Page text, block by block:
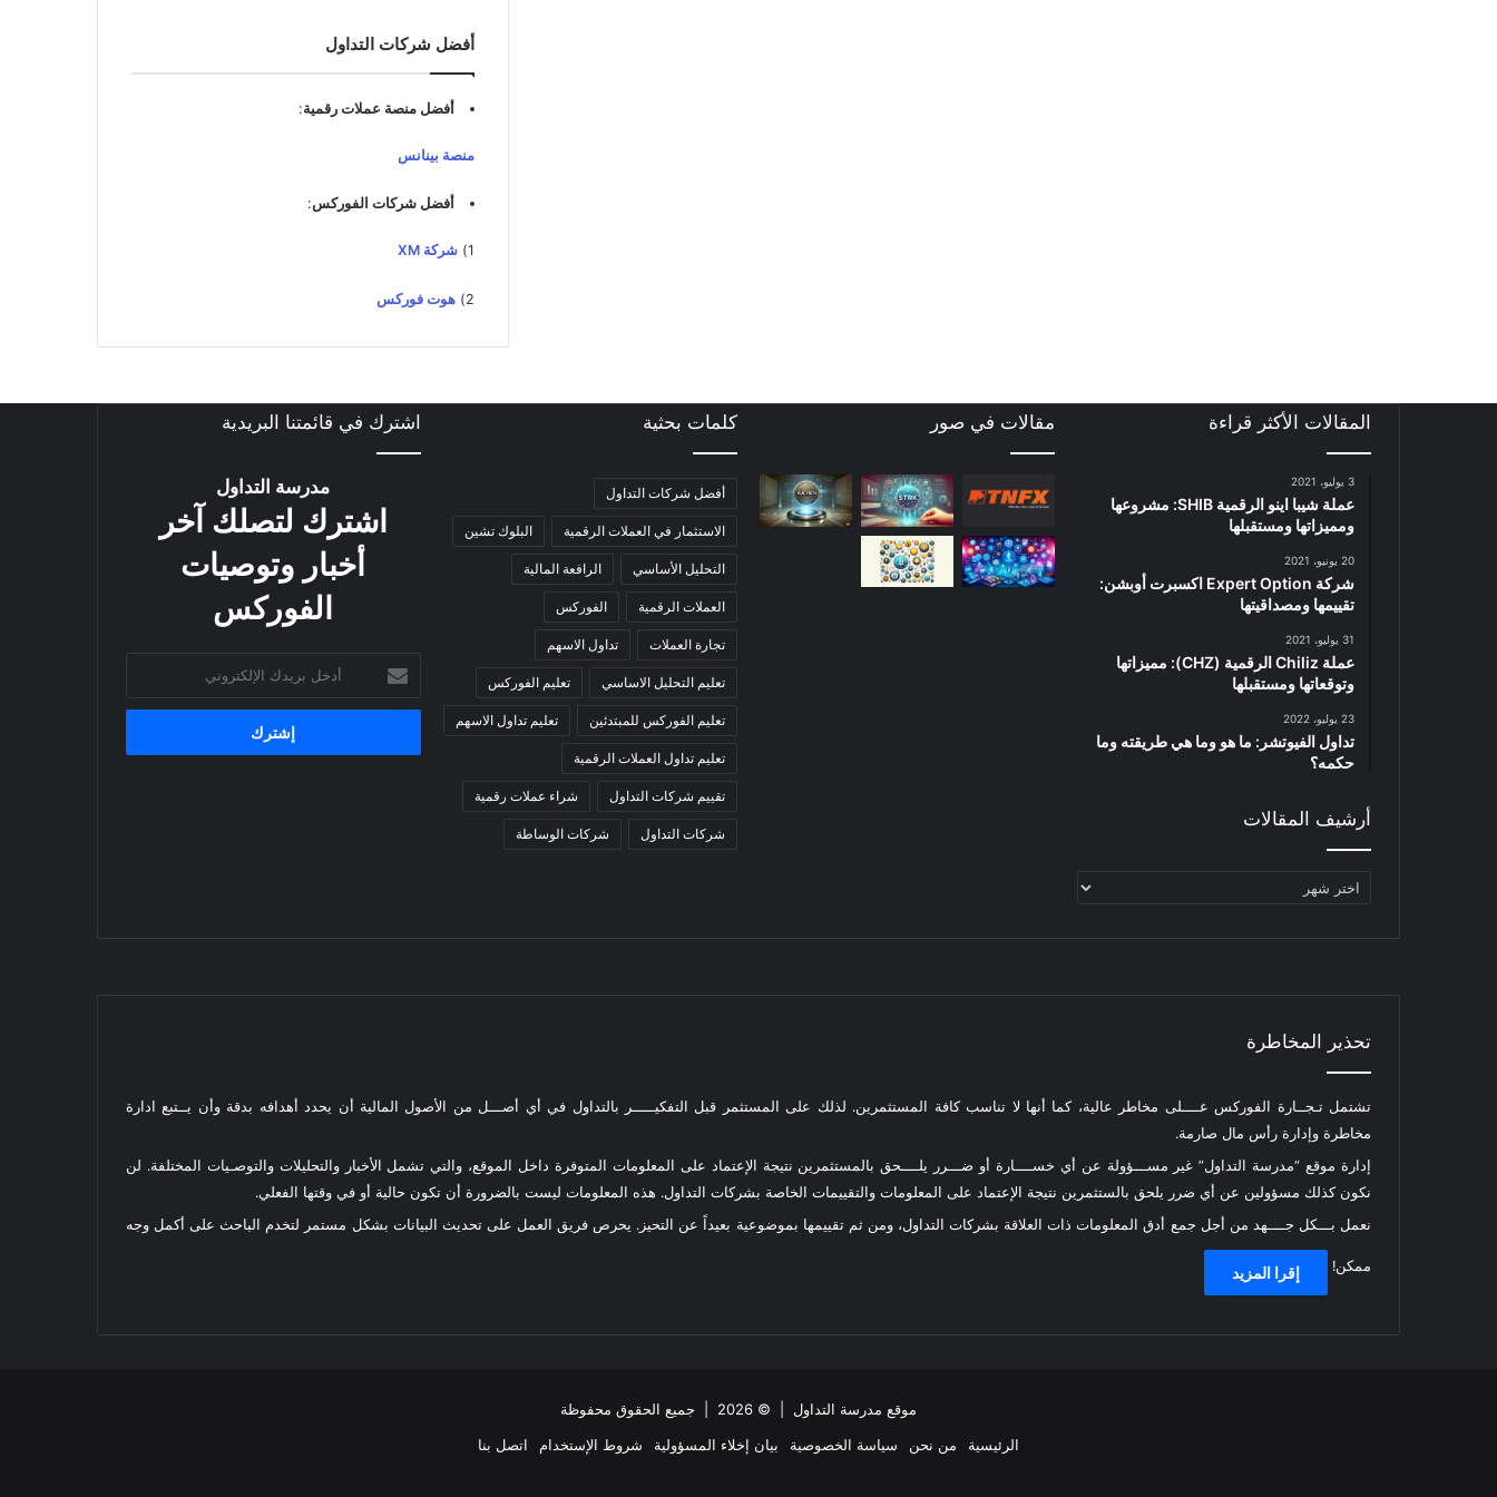
ا
ل
ت
ي
أفضل شركات التداول
أفضل منصة عملات رقمية:
منصة بينانس
أفضل شركات الفوركس:
1) شركة XM
2) هوت فوركس
المقالات الأكثر قراءة
3 يوليو، 2021
عملة شيبا اينو الرقمية SHIB: مشروعها
ومميزاتها ومستقبلها
20 يونيو، 2021
شركة Expert Option اكسبرت أوبشن:
تقييمها ومصداقيتها
31 يوليو، 2021
عملة Chiliz الرقمية (CHZ): مميزاتها
وتوقعاتها ومستقبلها
23 يوليو، 2022
تداول الفيوتشر: ما هو وما هي طريقته وما
حكمه؟
أرشيف المقالات
أرشيف
مقالات في صور كلمات بحثية
أفضل شركات التداول
الاستثمار في العملات الرقمية البلوك تشين
التحليل الأساسي الرافعة المالية
العملات الرقمية الفوركس
تجارة العملات تداول الاسهم
تعليم التحليل الاساسي تعليم الفوركس
تعليم الفوركس للمبتدئين تعليم تداول الاسهم
تعليم تداول العملات الرقمية
تقييم شركات التداول شراء عملات رقمية
شركات التداول شركات الوساطة
اشترك في قائمتنا البريدية
مدرسة التداول
اشترك لتصلك آخر
أخبار وتوصيات
الفوركس
بريدك
الإلكتروني
تحذير المخاطرة
تشتمل تـجــارة الفوركس عــــلى مخاطر عالية، كما أنها لا تناسب كافة المستثمرين. لذلك على المستثمر قبل التفكيـــــر بالتداول في أي أصـــل من الأصول المالية أن يحدد أهدافه بدقة وأن يــتبع ادارة
مخاطرة وإدارة رأس مال صارمة.
إدارة موقع “مدرسة التداول” غير مســـؤولة عن أي خســــارة أو ضـــرر يلــــحق بالمستثمرين نتيجة الإعتماد على المعلومات المتوفرة داخل الموقع، والتي تشمل الأخبار والتحليلات والتوصـيات المختلفة. لن
نكون كذلك مسؤولين عن أي ضرر يلحق بالستثمرين نتيجة الإعتماد على المعلومات والتقييمات الخاصة بشركات التداول. هذه المعلومات ليست بالضرورة أن تكون حالية أو في وقتها الفعلي.
نعمل بـــكل جــــهد من أجل جمع أدق المعلومات ذات العلاقة بشركات التداول، ومن ثم تقييمها بموضوعية بعيداً عن التحيز. يحرص فريق العمل على تحديث البيانات بشكل مستمر لتخدم الباحث على أكمل وجه
ممكن! إقرا المزيد
موقع مدرسة التداول | © 2026 | جميع الحقوق محفوظة
الرئيسية
من نحن سياسة الخصوصية بيان إخلاء المسؤولية شروط الإستخدام
اتصل بنا